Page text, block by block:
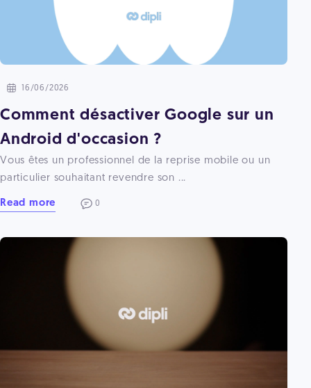
16/06/2026
Comment désactiver Google sur un
Android d'occasion ?
Vous êtes un professionnel de la reprise mobile ou un
particulier souhaitant revendre son ...
Read more 0